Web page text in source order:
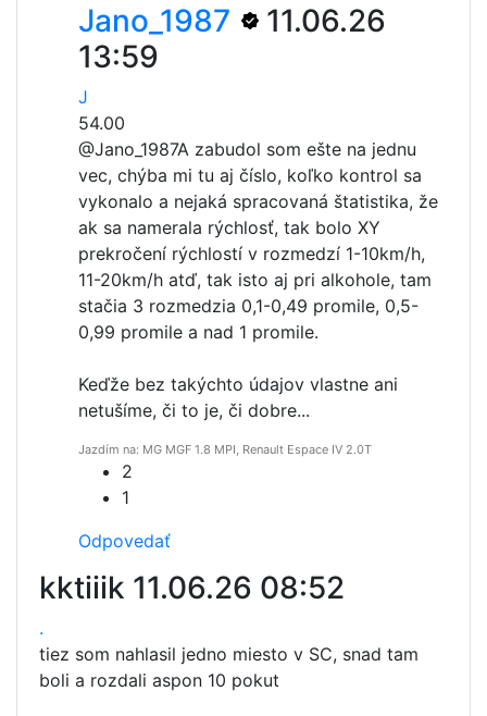
Jano_1987
11.06.26
13:59
J
54.00
@Jano_1987A zabudol som ešte na jednu
vec, chýba mi tu aj číslo, koľko kontrol sa
vykonalo a nejaká spracovaná štatistika, že
ak sa namerala rýchlosť, tak bolo XY
prekročení rýchlostí v rozmedzí 1-10km/h,
11-20km/h atď, tak isto aj pri alkohole, tam
stačia 3 rozmedzia 0,1-0,49 promile, 0,5-
0,99 promile a nad 1 promile.
Keďže bez takýchto údajov vlastne ani
netušíme, či to je, či dobre...
Jazdím na: MG MGF 1.8 MPI, Renault Espace IV 2.0T
2
1
Odpovedať
kktiiik 11.06.26 08:52
.
tiez som nahlasil jedno miesto v SC, snad tam
boli a rozdali aspon 10 pokut